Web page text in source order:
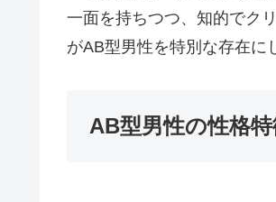
一面を持ちつつ、知的でク
がAB型男性を特別な存在に
AB型男性の性格